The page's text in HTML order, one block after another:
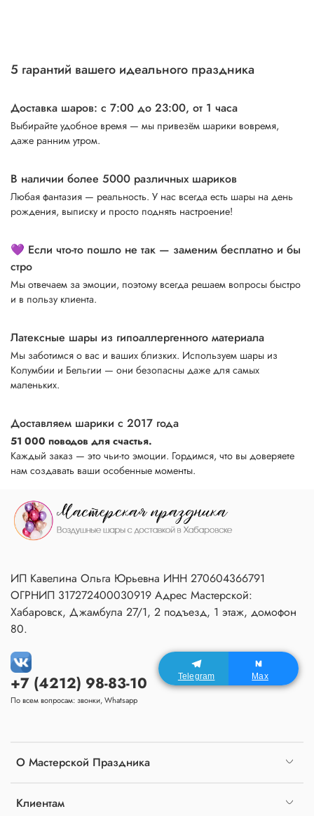
5 гарантий вашего идеального праздника
Доставка шаров: с 7:00 до 23:00, от 1 часа
Выбирайте удобное время — мы привезём шарики вовремя,
даже ранним утром.
В наличии более 5000 различных шариков
Любая фантазия — реальность. У нас всегда есть шары на день
рождения, выписку и просто поднять настроение!
💜 Если что-то пошло не так — заменим бесплатно и бы
стро
Мы отвечаем за эмоции, поэтому всегда решаем вопросы быстро
и в пользу клиента.
Латексные шары из гипоаллергенного материала
Мы заботимся о вас и ваших близких. Используем шары из
Колумбии и Бельгии — они безопасны даже для самых
маленьких.
Доставляем шарики с 2017 года
51 000 поводов для счастья.
Каждый заказ — это чьи-то эмоции. Гордимся, что вы доверяете
нам создавать ваши особенные моменты.
О Мастерской Праздника
Клиентам
+7 (4212) 98-83-10
По всем вопросам: звонки, Whatsapp
ИП Кавелина Ольга Юрьевна ИНН 270604366791
ОГРНИП 317272400030919 Адрес Мастерской:
Хабаровск, Джамбула 27/1, 2 подъезд, 1 этаж, домофон
80.
Telegram Max